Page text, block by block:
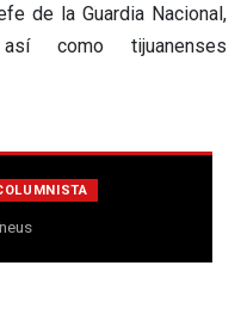
de la Guardia Nacional,
como tijuanenses